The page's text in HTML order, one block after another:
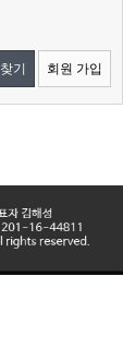
기 회원 가입